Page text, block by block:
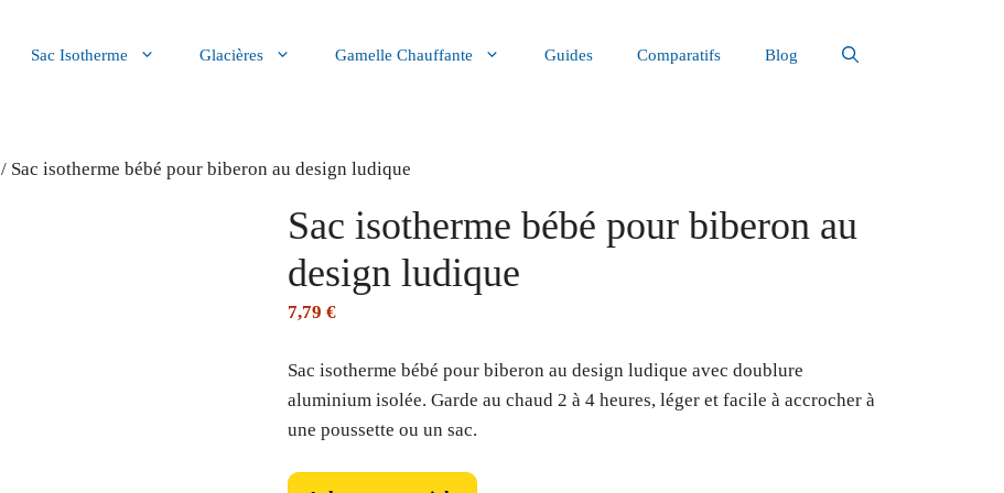
Sac Isotherme Glacières Gamelle Chauffante Guides Comparatifs Blog
/ Sac isotherme bébé pour biberon au design ludique
Sac isotherme bébé pour biberon au
design ludique
7,79€
Sac isotherme bébé pour biberon au design ludique avec doublure
aluminium isolée. Garde au chaud 2 à 4 heures, léger et facile à accrocher à
une poussette ou un sac.